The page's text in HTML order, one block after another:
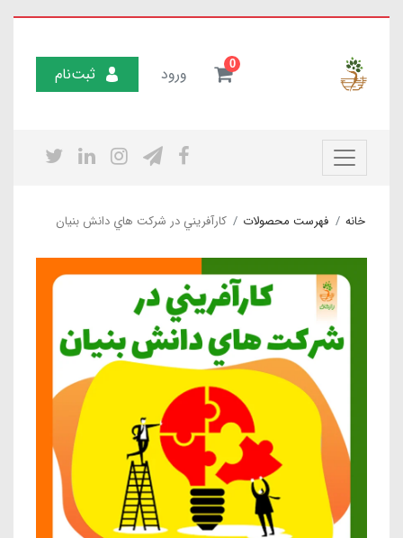
0 ورود ثبت‌نام
خانه فهرست محصولات كارآفريني در شركت هاي دانش بنيان